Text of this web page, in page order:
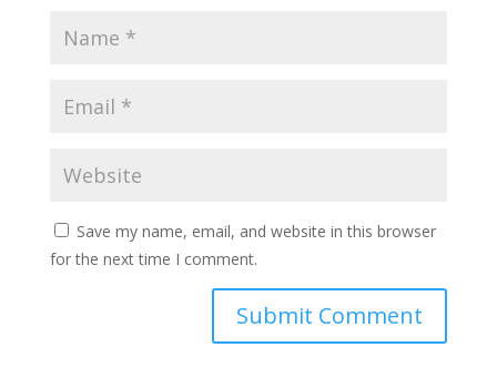
Save my name, email, and website in this browser
for the next time I comment.